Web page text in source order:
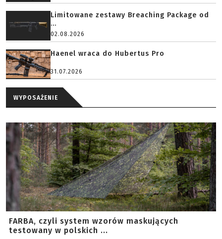
Limitowane zestawy Breaching Package od
...
02.08.2026
Haenel wraca do Hubertus Pro
31.07.2026
WYPOSAŻENIE
FARBA, czyli system wzorów maskujących
testowany w polskich ...